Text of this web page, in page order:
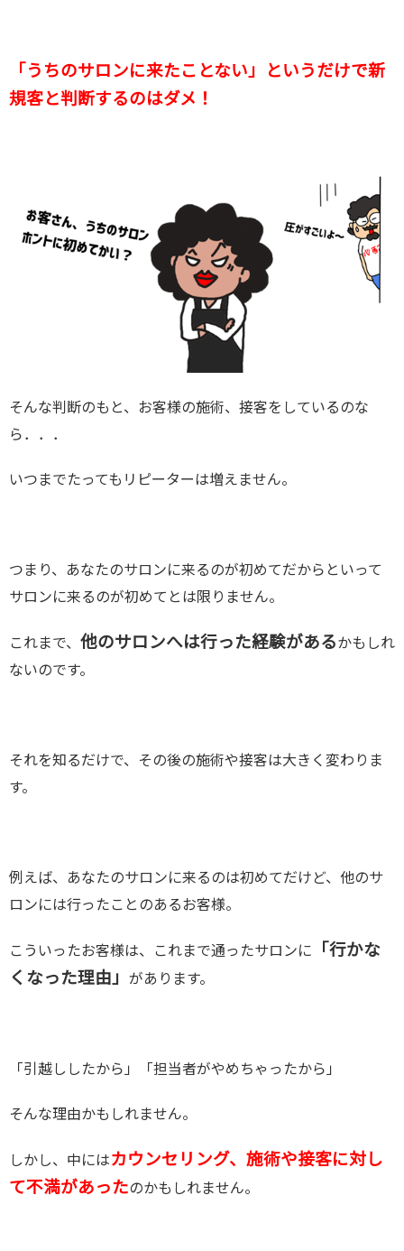
「うちのサロンに来たことない」というだけで新
規客と判断するのはダメ！
そんな判断のもと、お客様の施術、接客をしているのな
ら．．．
いつまでたってもリピーターは増えません。
つまり、あなたのサロンに来るのが初めてだからといって
サロンに来るのが初めてとは限りません。
これまで、 他のサロンへは行った経験があるかもしれ
ないのです。
それを知るだけで、その後の施術や接客は大きく変わりま
す。
例えば、あなたのサロンに来るのは初めてだけど、他のサ
ロンには行ったことのあるお客様。
こういったお客様は、これまで通ったサロンに
「行かな
くなった理由」 があります。
「引越ししたから」「担当者がやめちゃったから」
そんな理由かもしれません。
しかし、中にはカウンセリング、施術や接客に対し
て不満があったのかもしれません。